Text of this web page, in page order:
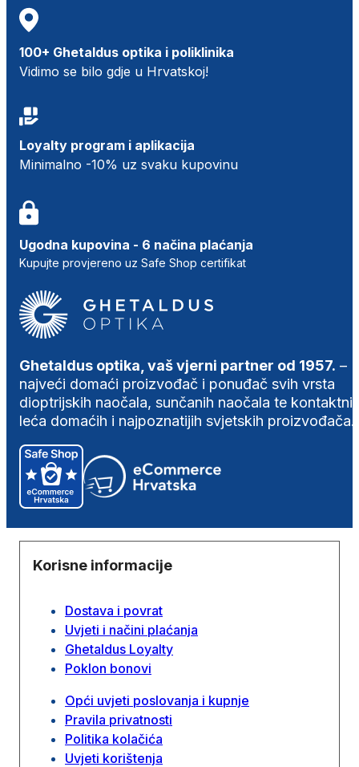
100+ Ghetaldus optika i poliklinika
Vidimo se bilo gdje u Hrvatskoj!
Loyalty program i aplikacija
Minimalno -10% uz svaku kupovinu
Ugodna kupovina - 6 načina plaćanja
Kupujte provjereno uz Safe Shop certifikat
Ghetaldus optika, vaš vjerni partner od 1957. –
najveći domaći proizvođač i ponuđač svih vrsta
dioptrijskih naočala, sunčanih naočala te
leća domaćih i najpoznatijih svjetskih proizvođača.
Korisne informacije
Dostava i povrat
Uvjeti i načini plaćanja
Ghetaldus Loyalty
Poklon bonovi
Opći uvjeti poslovanja i kupnje
Pravila privatnosti
Politika kolačića
Uvjeti korištenja